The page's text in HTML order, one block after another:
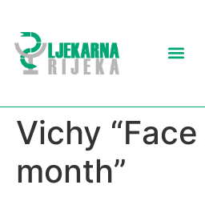
Vichy
month”